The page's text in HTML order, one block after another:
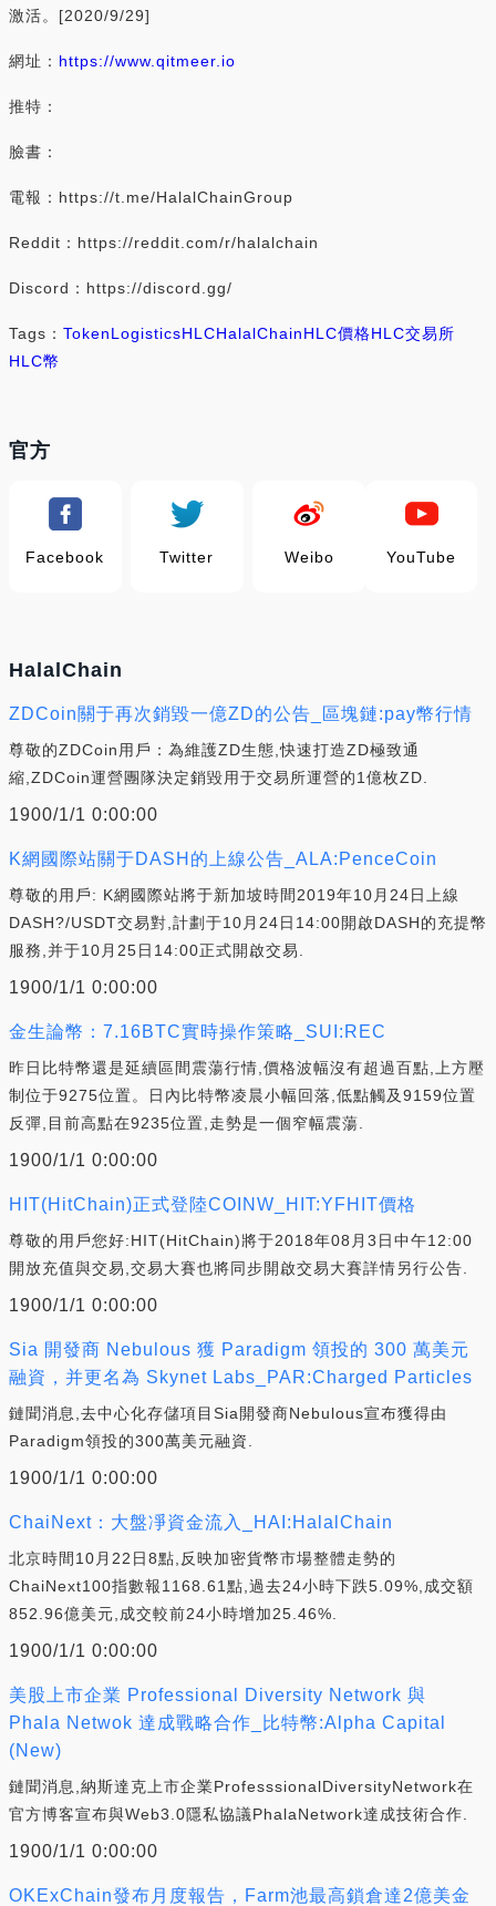
激活。[2020/9/29]
網址： https://www.qitmeer.io
推特：
臉書：
電報：https://t.me/HalalChainGroup
Reddit：https://reddit.com/r/halalchain
Discord：https://discord.gg/
Tags： TokenLogisticsHLCHalalChainHLC價格HLC交易所
HLC幣
官方
Facebook Twitter Weibo YouTube
HalalChain
ZDCoin關于再次銷毀一億ZD的公告_區塊鏈:pay幣行情
尊敬的ZDCoin用戶：為維護ZD生態,快速打造ZD極致通
縮,ZDCoin運營團隊決定銷毀用于交易所運營的1億枚ZD.
1900/1/1 0:00:00
K網國際站關于DASH的上線公告_ALA:PenceCoin
尊敬的用戶: K網國際站將于新加坡時間2019年10月24日上線
DASH?/USDT交易對,計劃于10月24日14:00開啟DASH的充提幣
服務,并于10月25日14:00正式開啟交易.
1900/1/1 0:00:00
金生論幣：7.16BTC實時操作策略_SUI:REC
昨日比特幣還是延續區間震蕩行情,價格波幅沒有超過百點,上方壓
制位于9275位置。日內比特幣凌晨小幅回落,低點觸及9159位置
反彈,目前高點在9235位置,走勢是一個窄幅震蕩.
1900/1/1 0:00:00
HIT(HitChain)正式登陸COINW_HIT:YFHIT價格
尊敬的用戶您好:HIT(HitChain)將于2018年08月3日中午12:00
開放充值與交易,交易大賽也將同步開啟交易大賽詳情另行公告.
1900/1/1 0:00:00
Sia 開發商 Nebulous 獲 Paradigm 領投的 300 萬美元
融資，并更名為 Skynet Labs_PAR:Charged Particles
鏈聞消息,去中心化存儲項目Sia開發商Nebulous宣布獲得由
Paradigm領投的300萬美元融資.
1900/1/1 0:00:00
ChaiNext：大盤凈資金流入_HAI:HalalChain
北京時間10月22日8點,反映加密貨幣市場整體走勢的
ChaiNext100指數報1168.61點,過去24小時下跌5.09%,成交額
852.96億美元,成交較前24小時增加25.46%.
1900/1/1 0:00:00
美股上市企業 Professional Diversity Network 與
Phala Netwok 達成戰略合作_比特幣:Alpha Capital
(New)
鏈聞消息,納斯達克上市企業ProfesssionalDiversityNetwork在
官方博客宣布與Web3.0隱私協議PhalaNetwork達成技術合作.
1900/1/1 0:00:00
OKExChain發布月度報告，Farm池最高鎖倉達2億美金